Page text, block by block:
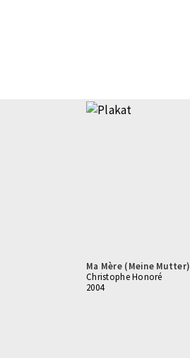
Ma Mère (Meine Mutter)
Christophe Honoré
2004